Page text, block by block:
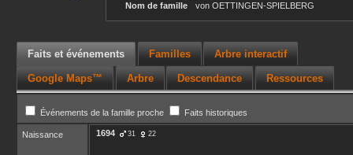
Nom de famille
von OETTINGEN-SPIELBERG
Faits et événements Familles Arbre interactif
Google Maps™ Arbre Descendance Ressources
Événements de la famille proche Faits historiques
Naissance 1694 31 22